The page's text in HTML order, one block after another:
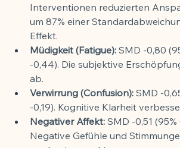
Interventionen reduzierten
um 87% einer
Effekt.
Müdigkeit (Fatigue): SMD -0,80
-0,44). Die subjektive
ab.
Verwirrung (Confusion): SMD -
-0,19). Kognitive Klarheit
Negativer Affekt: SMD -0,51 (95%
Negative Gefühle und